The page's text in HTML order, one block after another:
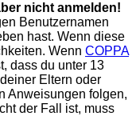
nicht anmelden!
Benutzernamen
hast. Wenn diese
Wenn COPPA
dass du unter 13
Eltern oder
Anweisungen folgen,
der Fall ist, muss